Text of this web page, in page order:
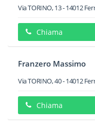
Via TORINO, 13-14012
Chiama
Franzero Massimo
Via TORINO, 40-14012
Chiama